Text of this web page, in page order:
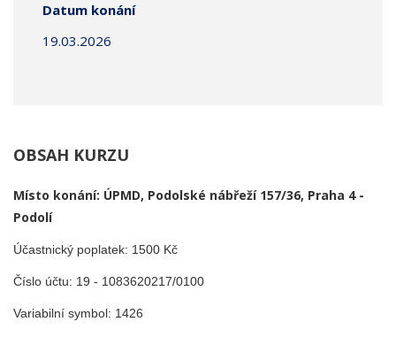
Datum konání
19.03.2026
OBSAH KURZU
Místo konání: ÚPMD, Podolské nábřeží 157/36, Praha 4 -
Podolí
Účastnický poplatek: 1500 Kč
Číslo účtu: 19 - 1083620217/0100
Variabilní symbol: 1426